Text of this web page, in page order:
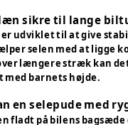
sikre til lange
udviklet til at give
selen med at ligge
længere stræk kan
barnets højde.
en selepude med
fladt på bilens